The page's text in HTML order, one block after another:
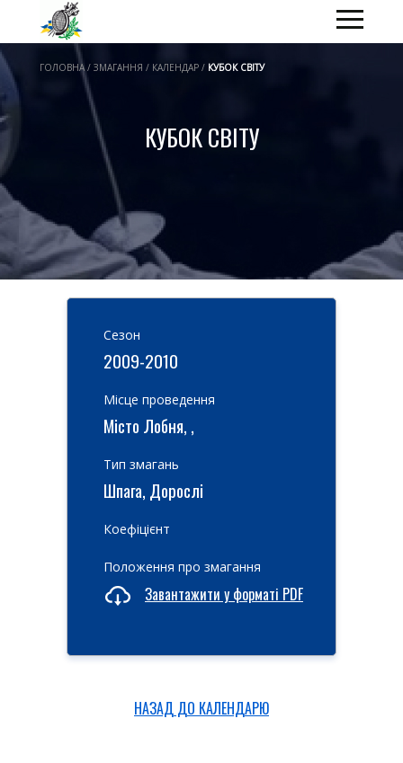
ГОЛОВНА / ЗМАГАННЯ / КАЛЕНДАР / КУБОК СВІТУ
КУБОК СВІТУ
Cезон
2009-2010
Місце проведення
Місто Лобня, ,
Тип змагань
Шпага, Дорослі
Коефіцієнт
Положення про змагання
Завантажити у форматі PDF
НАЗАД ДО КАЛЕНДАРЮ